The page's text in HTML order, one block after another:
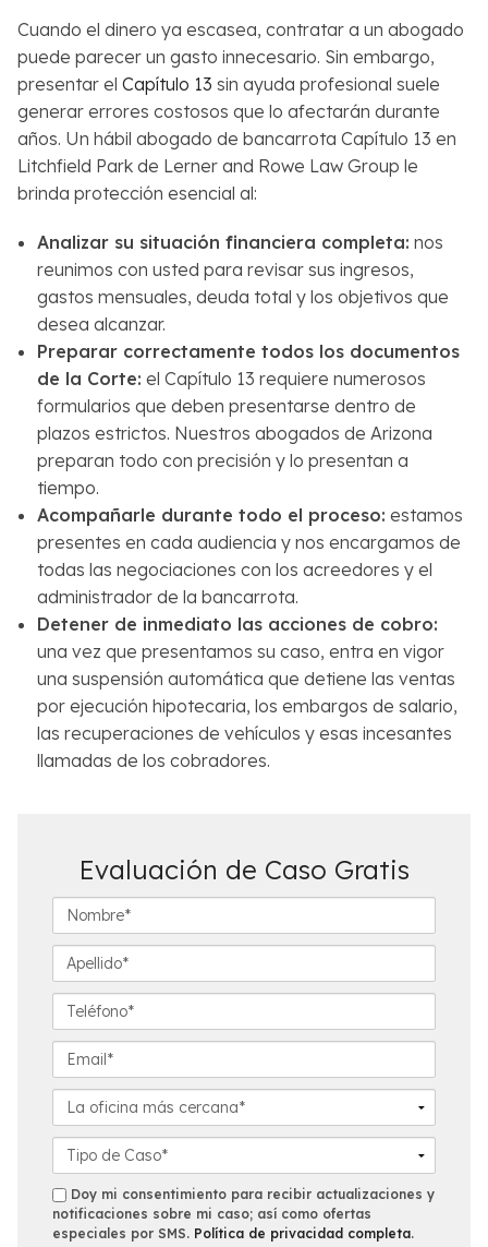
Cuando el dinero ya escasea, contratar a un abogado
puede parecer un gasto innecesario. Sin embargo,
presentar el Capítulo 13 sin ayuda profesional suele
generar errores costosos que lo afectarán durante
años. Un hábil abogado de bancarrota Capítulo 13 en
Litchfield Park de Lerner and Rowe Law Group le
brinda protección esencial al:
Analizar su situación financiera completa: nos
reunimos con usted para revisar sus ingresos,
gastos mensuales, deuda total y los objetivos que
desea alcanzar.
Preparar correctamente todos los documentos
de la Corte: el Capítulo 13 requiere numerosos
formularios que deben presentarse dentro de
plazos estrictos. Nuestros abogados de Arizona
preparan todo con precisión y lo presentan a
tiempo.
Acompañarle durante todo el proceso: estamos
presentes en cada audiencia y nos encargamos de
todas las negociaciones con los acreedores y el
administrador de la bancarrota.
Detener de inmediato las acciones de cobro:
una vez que presentamos su caso, entra en vigor
una suspensión automática que detiene las ventas
por ejecución hipotecaria, los embargos de salario,
las recuperaciones de vehículos y esas incesantes
llamadas de los cobradores.
Evaluación de Caso Gratis
o
m
r
*
p
e
l
d
*
e
l
f
n
*
m
a
l
a
o
i
c
i
e
t
a
l
s
m
s
Doy mi consentimiento para recibir actualizaciones y
notificaciones sobre mi caso; así como ofertas
especiales por SMS. Política de privacidad completa.